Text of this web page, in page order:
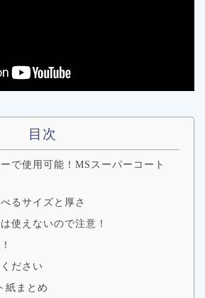
目次
で使用可能！MSスーパーコート
るサイズと厚さ
使えないので注意！
ださい
紙まとめ